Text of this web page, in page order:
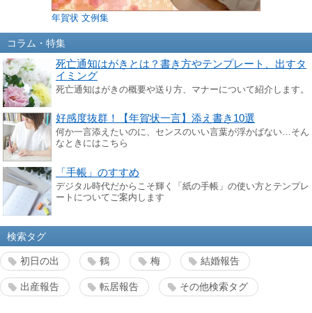
年賀状 文例集
コラム・特集
死亡通知はがきとは？書き方やテンプレート、出すタ
イミング
死亡通知はがきの概要や送り方、マナーについて紹介します。
好感度抜群！【年賀状一言】添え書き10選
何か一言添えたいのに、センスのいい言葉が浮かばない…そん
なときにはこちら
「手帳」のすすめ
デジタル時代だからこそ輝く「紙の手帳」の使い方とテンプレ
ートについてご案内します
検索タグ
初日の出 鶴 梅 結婚報告
出産報告 転居報告 その他検索タグ